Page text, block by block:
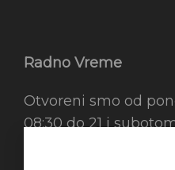
Radno Vreme
Otvoreni smo od
08:30 do 21 i